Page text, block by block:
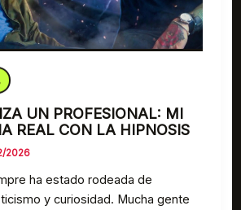
UN PROFESIONAL: MI
REAL CON LA HIPNOSIS
2026
ha estado rodeada de
y curiosidad. Mucha gente